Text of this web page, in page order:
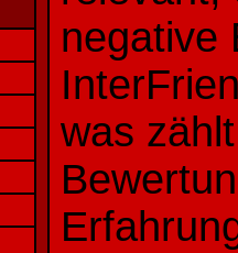
negative
was